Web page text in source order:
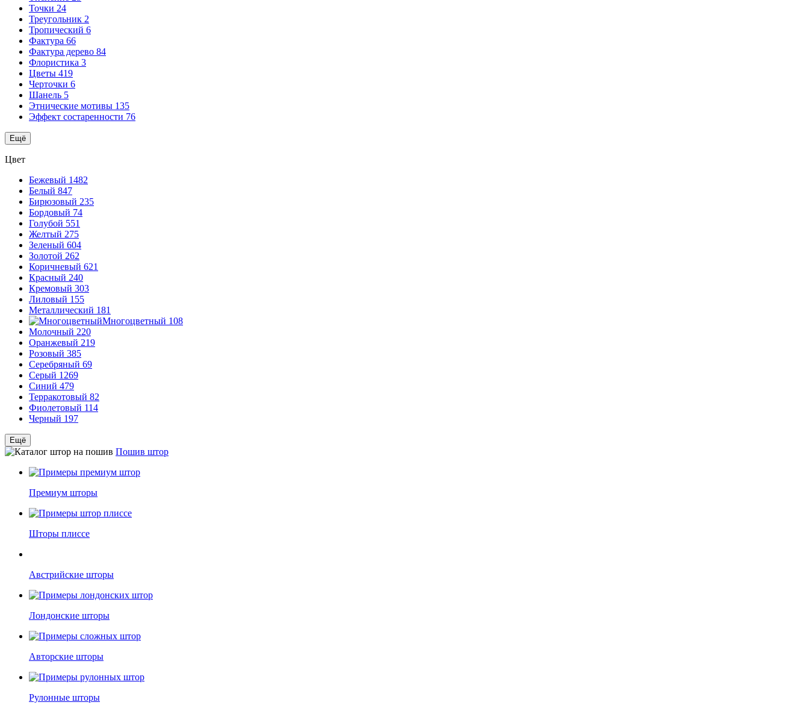
Точки 24
Треугольник 2
Тропический 6
Фактура 66
Фактура дерево 84
Флористика 3
Цветы 419
Черточки 6
Шанель 5
Этнические мотивы 135
Эффект состаренности 76
Ещё
Цвет
Бежевый 1482
Белый 847
Бирюзовый 235
Бордовый 74
Голубой 551
Желтый 275
Зеленый 604
Золотой 262
Коричневый 621
Красный 240
Кремовый 303
Лиловый 155
Металлический 181
Многоцветный 108
Молочный 220
Оранжевый 219
Розовый 385
Серебряный 69
Серый 1269
Синий 479
Терракотовый 82
Фиолетовый 114
Черный 197
Ещё
Пошив штор
Премиум шторы
Шторы плиссе
Австрийские шторы
Лондонские шторы
Авторские шторы
Рулонные шторы